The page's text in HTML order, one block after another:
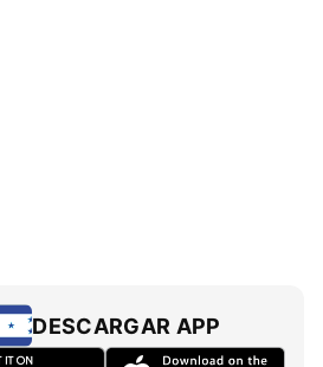
DESCARGAR APP